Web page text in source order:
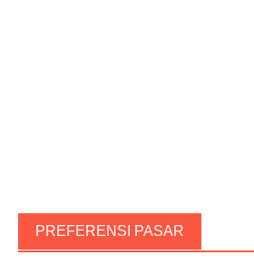
PREFERENSI PASAR